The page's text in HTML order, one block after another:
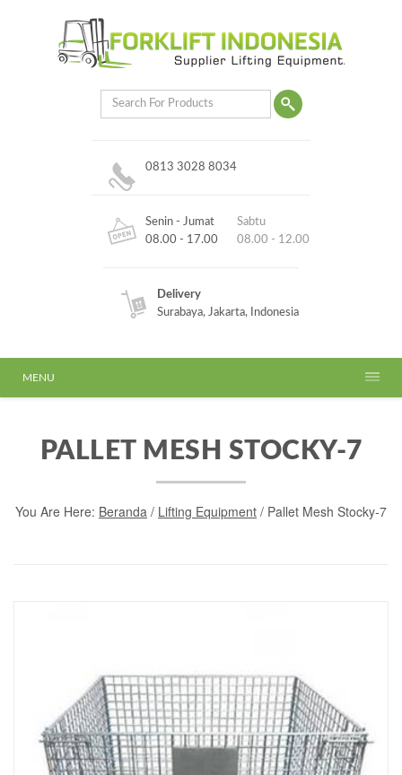
0813 3028 8034
Senin - Jumat
08.00 - 17.00
Sabtu
08.00 - 12.00
Delivery
Surabaya, Jakarta, Indonesia
MENU
PALLET MESH STOCKY-7
You Are Here: Beranda / Lifting Equipment / Pallet Mesh Stocky-7